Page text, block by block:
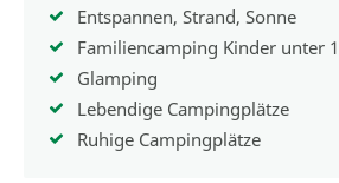
Entspannen, Strand, Sonne
Familiencamping Kinder unter
Glamping
Lebendige Campingplätze
Ruhige Campingplätze